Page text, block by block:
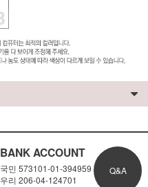
BANK ACCOUNT
국민 573101-01-394959
우리 206-04-124701
Q&A